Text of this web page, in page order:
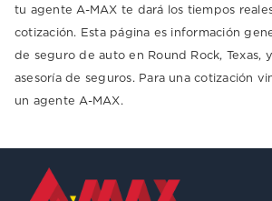
tu agente A-MAX te dará los tiempos
cotización. Esta página es información
de seguro de auto en Round Rock, Texas,
asesoría de seguros. Para una cotización
un agente A-MAX.